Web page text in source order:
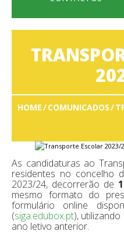
HOME COMUNICADOS
As candidaturas ao
residentes no concelho
2023/24, decorrerão de
mesmo formato do
formulário online
(siga.edubox.pt),
ano letivo anterior.